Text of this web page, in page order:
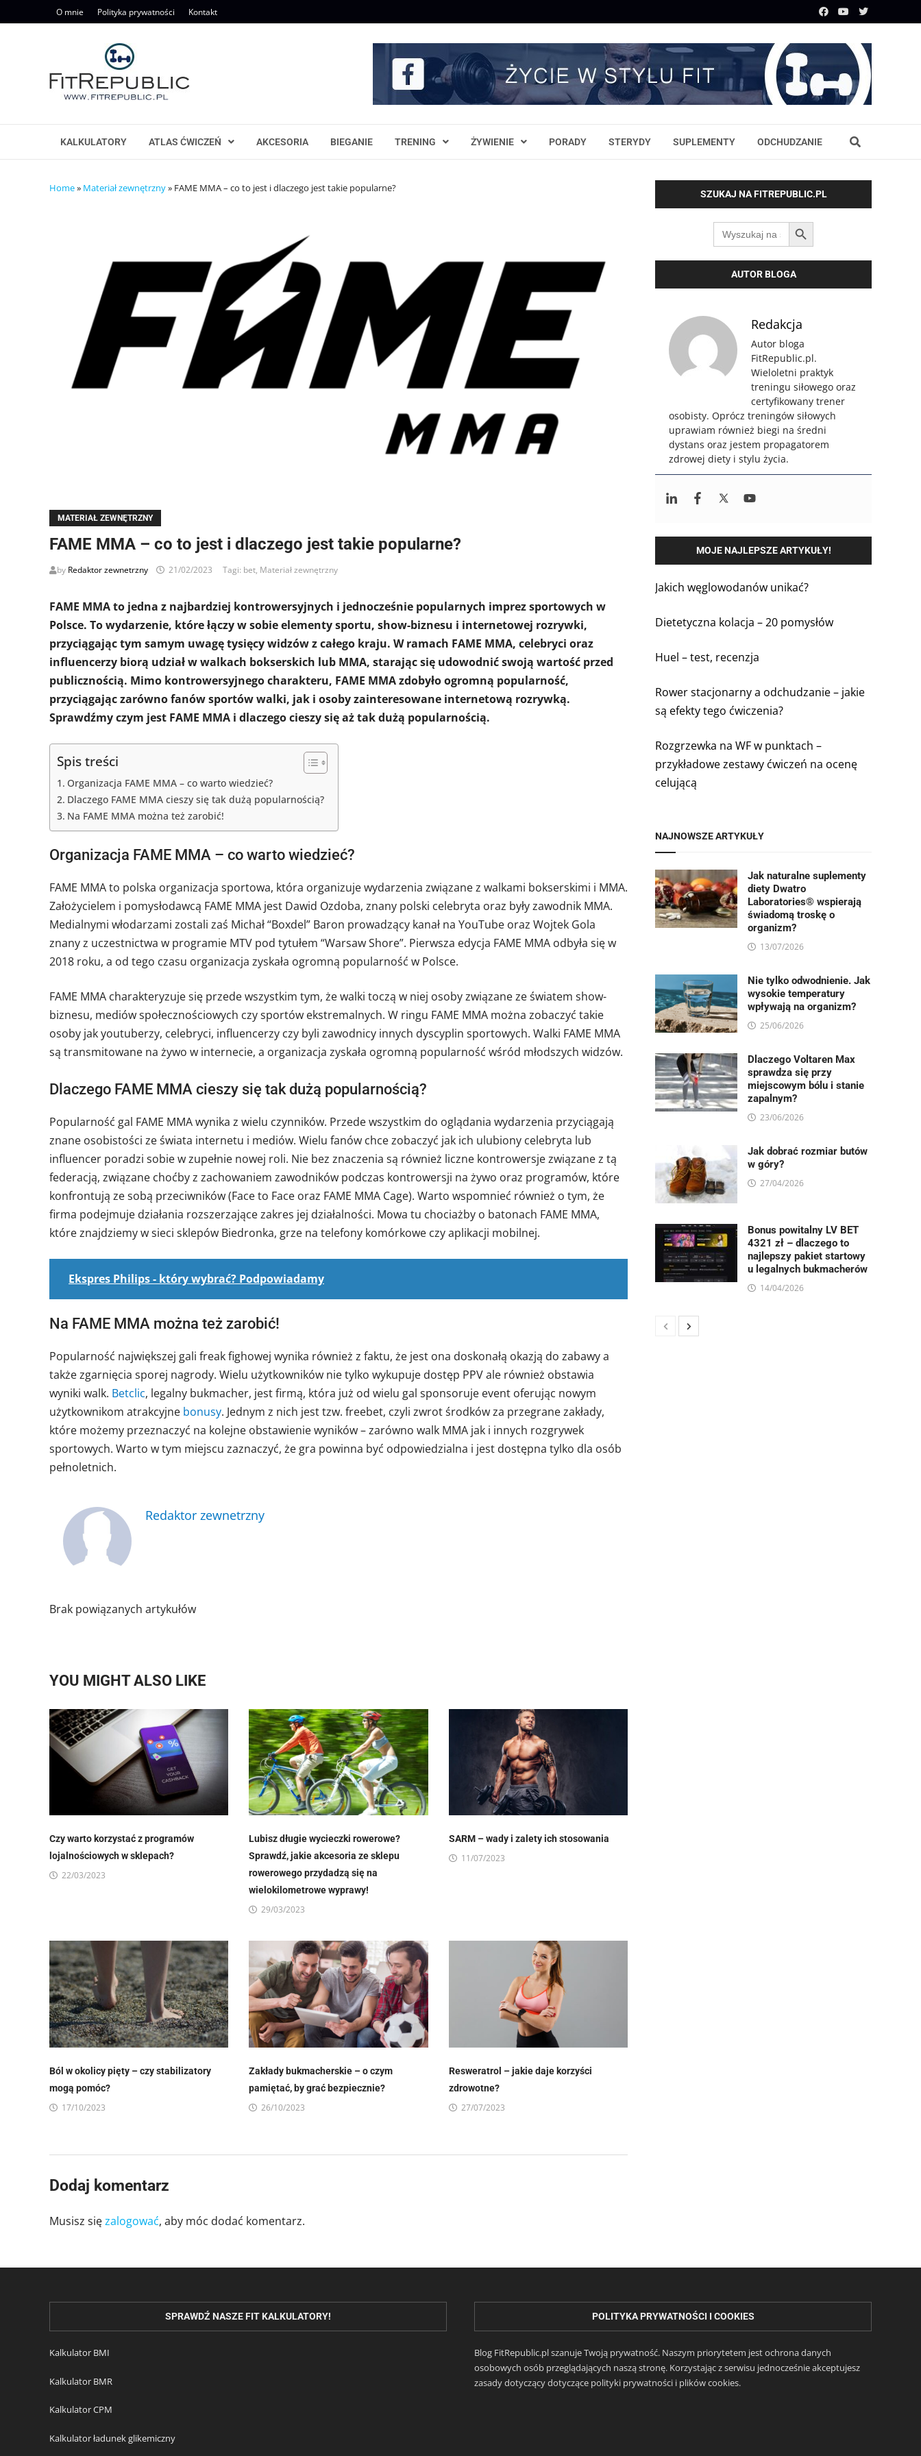
to
O mnie Polityka prywatności Kontakt
KALKULATORY ATLAS ĆWICZEŃ AKCESORIA BIEGANIE TRENING ŻYWIENIE PORADY STERYDY SUPLEMENTY ODCHUDZANIE
Home» Materiał zewnętrzny» FAME MMA – co to jest i dlaczego jest takie popularne?
MATERIAŁ ZEWNĘTRZNY
FAME MMA – co to jest i dlaczego jest takie popularne?
by Redaktor zewnetrzny 21/02/2023 Tagi: bet, Materiał zewnętrzny
FAME MMA to jedna z najbardziej kontrowersyjnych i jednocześnie popularnych imprez sportowych w
Polsce. To wydarzenie, które łączy w sobie elementy sportu, show-biznesu i internetowej rozrywki,
przyciągając tym samym uwagę tysięcy widzów z całego kraju. W ramach FAME MMA, celebryci oraz
influencerzy biorą udział w walkach bokserskich lub MMA, starając się udowodnić swoją wartość przed
publicznością. Mimo kontrowersyjnego charakteru, FAME MMA zdobyło ogromną popularność,
przyciągając zarówno fanów sportów walki, jak i osoby zainteresowane internetową rozrywką.
Sprawdźmy czym jest FAME MMA i dlaczego cieszy się aż tak dużą popularnością.
Spis treści
Organizacja FAME MMA – co warto wiedzieć?
Dlaczego FAME MMA cieszy się tak dużą popularnością?
Na FAME MMA można też zarobić!
Organizacja FAME MMA – co warto wiedzieć?
FAME MMA to polska organizacja sportowa, która organizuje wydarzenia związane z walkami bokserskimi i MMA.
Założycielem i pomysłodawcą FAME MMA jest Dawid Ozdoba, znany polski celebryta oraz były zawodnik MMA.
Medialnymi włodarzami zostali zaś Michał “Boxdel” Baron prowadzący kanał na YouTube oraz Wojtek Gola
znany z uczestnictwa w programie MTV pod tytułem “Warsaw Shore”. Pierwsza edycja FAME MMA odbyła się w
2018 roku, a od tego czasu organizacja zyskała ogromną popularność w Polsce.
FAME MMA charakteryzuje się przede wszystkim tym, że walki toczą w niej osoby związane ze światem show-
biznesu, mediów społecznościowych czy sportów ekstremalnych. W ringu FAME MMA można zobaczyć takie
osoby jak youtuberzy, celebryci, influencerzy czy byli zawodnicy innych dyscyplin sportowych. Walki FAME MMA
są transmitowane na żywo w internecie, a organizacja zyskała ogromną popularność wśród młodszych widzów.
Dlaczego FAME MMA cieszy się tak dużą popularnością?
Popularność gal FAME MMA wynika z wielu czynników. Przede wszystkim do oglądania wydarzenia przyciągają
znane osobistości ze świata internetu i mediów. Wielu fanów chce zobaczyć jak ich ulubiony celebryta lub
influencer poradzi sobie w zupełnie nowej roli. Nie bez znaczenia są również liczne kontrowersje związane z tą
federacją, związane choćby z zachowaniem zawodników podczas kontrowersji na żywo oraz programów, które
konfrontują ze sobą przeciwników (Face to Face oraz FAME MMA Cage). Warto wspomnieć również o tym, że
firma podejmuje działania rozszerzające zakres jej działalności. Mowa tu chociażby o batonach FAME MMA,
które znajdziemy w sieci sklepów Biedronka, grze na telefony komórkowe czy aplikacji mobilnej.
Ekspres Philips - który wybrać? Podpowiadamy
Na FAME MMA można też zarobić!
Popularność największej gali freak fighowej wynika również z faktu, że jest ona doskonałą okazją do zabawy a
także zgarnięcia sporej nagrody. Wielu użytkowników nie tylko wykupuje dostęp PPV ale również obstawia
wyniki walk. Betclic, legalny bukmacher, jest firmą, która już od wielu gal sponsoruje event oferując nowym
użytkownikom atrakcyjne bonusy. Jednym z nich jest tzw. freebet, czyli zwrot środków za przegrane zakłady,
które możemy przeznaczyć na kolejne obstawienie wyników – zarówno walk MMA jak i innych rozgrywek
sportowych. Warto w tym miejscu zaznaczyć, że gra powinna być odpowiedzialna i jest dostępna tylko dla osób
pełnoletnich.
Redaktor zewnetrzny
Brak powiązanych artykułów
YOU MIGHT ALSO LIKE
Czy warto korzystać z programów
lojalnościowych w sklepach?
22/03/2023
Lubisz długie wycieczki rowerowe?
Sprawdź, jakie akcesoria ze sklepu
rowerowego przydadzą się na
wielokilometrowe wyprawy!
29/03/2023
SARM – wady i zalety ich stosowania
11/07/2023
Ból w okolicy pięty – czy stabilizatory
mogą pomóc?
17/10/2023
Zakłady bukmacherskie – o czym
pamiętać, by grać bezpiecznie?
26/10/2023
Resweratrol – jakie daje korzyści
zdrowotne?
27/07/2023
Dodaj komentarz
Musisz sięzalogować, aby móc dodać komentarz.
SZUKAJ NA FITREPUBLIC.PL
Search
for:
SEARCH BUTTON
AUTOR BLOGA
Redakcja
Autor bloga
FitRepublic.pl.
Wieloletni praktyk
treningu siłowego oraz
certyfikowany trener
osobisty. Oprócz treningów siłowych
uprawiam również biegi na średni
dystans oraz jestem propagatorem
zdrowej diety i stylu życia.
MOJE NAJLEPSZE ARTYKUŁY!
Jakich węglowodanów unikać?
Dietetyczna kolacja – 20 pomysłów
Huel – test, recenzja
Rower stacjonarny a odchudzanie – jakie
są efekty tego ćwiczenia?
Rozgrzewka na WF w punktach –
przykładowe zestawy ćwiczeń na ocenę
celującą
NAJNOWSZE ARTYKUŁY
Jak naturalne suplementy
diety Dwatro
Laboratories® wspierają
świadomą troskę o
organizm?
13/07/2026
Nie tylko odwodnienie. Jak
wysokie temperatury
wpływają na organizm?
25/06/2026
Dlaczego Voltaren Max
sprawdza się przy
miejscowym bólu i stanie
zapalnym?
23/06/2026
Jak dobrać rozmiar butów
w góry?
27/04/2026
Bonus powitalny LV BET
4321 zł – dlaczego to
najlepszy pakiet startowy
u legalnych bukmacherów
14/04/2026
SPRAWDŹ NASZE FIT KALKULATORY!
Kalkulator BMI
Kalkulator BMR
Kalkulator CPM
Kalkulator ładunek glikemiczny
POLITYKA PRYWATNOŚCI I COOKIES
Blog FitRepublic.pl szanuje Twoją prywatność. Naszym priorytetem jest ochrona danych
osobowych osób przeglądających naszą stronę. Korzystając z serwisu jednocześnie akceptujesz
zasady dotyczący dotyczące polityki prywatności i plików cookies.